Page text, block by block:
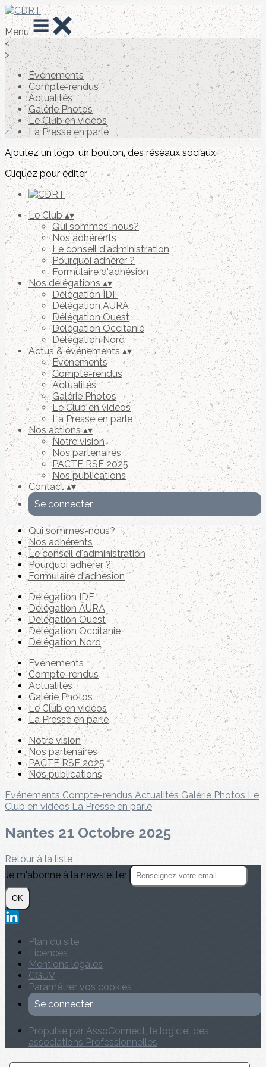
Menu
<
>
Evénements
Compte-rendus
Actualités
Galérie Photos
Le Club en vidéos
La Presse en parle
Ajoutez un logo, un bouton, des réseaux sociaux
Cliquez pour éditer
Le Club▴▾
Qui sommes-nous?
Nos adhérents
Le conseil d'administration
Pourquoi adhérer ?
Formulaire d'adhésion
Nos délégations▴▾
Délégation IDF
Délégation AURA
Délégation Ouest
Délégation Occitanie
Délégation Nord
Actus & événements ▴▾
Evénements
Compte-rendus
Actualités
Galérie Photos
Le Club en vidéos
La Presse en parle
Nos actions▴▾
Notre vision
Nos partenaires
PACTE RSE 2025
Nos publications
Contact▴▾
Se connecter
Qui sommes-nous?
Nos adhérents
Le conseil d'administration
Pourquoi adhérer ?
Formulaire d'adhésion
Délégation IDF
Délégation AURA
Délégation Ouest
Délégation Occitanie
Délégation Nord
Evénements
Compte-rendus
Actualités
Galérie Photos
Le Club en vidéos
La Presse en parle
Notre vision
Nos partenaires
PACTE RSE 2025
Nos publications
Evénements Compte-rendus Actualités Galérie Photos Le
Club en vidéos La Presse en parle
Nantes 21 Octobre 2025
Retour à la liste
Je m'abonne à la newsletter
OK
Plan du site
Licences
Mentions légales
CGUV
Paramétrer vos cookies
Se connecter
Propulsé par AssoConnect, le logiciel des
associations Professionnelles